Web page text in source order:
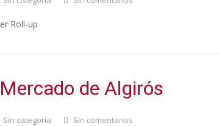
Roll-up
de Algirós
Sin categoría Sin comentarios